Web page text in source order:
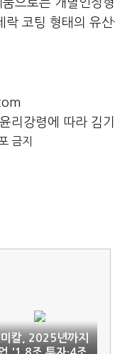
으로는 개별인정
코팅 형태의 유
리강령에 따라 김
금지
미칼, 2025년까지